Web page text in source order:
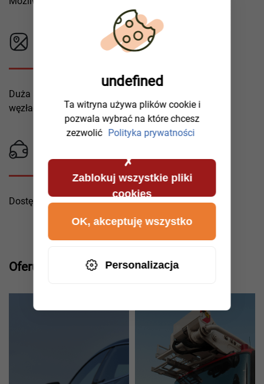
Sieć holowników
Duża sieć holowników rozmieszczonych w ważnych
węzłach komunikacyjnych.
Dostępna cena za usługę holowania.
Oferujemy usługi holowania:
undefined
Ta witryna używa plików cookie i
pozwala wybrać na które chcesz
zezwolić Polityka prywatności
Zablokuj wszystkie pliki
cookies
Personalizacja
OK, akceptuję wszystko